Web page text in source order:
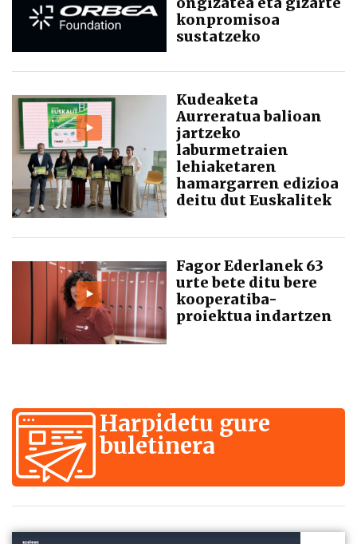
konpromisoa
sustatzeko
Kudeaketa
Aurreratua balioan
jartzeko
laburmetraien
lehiaketaren
hamargarren edizioa
deitu dut Euskalitek
Fagor Ederlanek 63
urte bete ditu bere
kooperatiba-
proiektua indartzen
Harpidetu gure
buletinera